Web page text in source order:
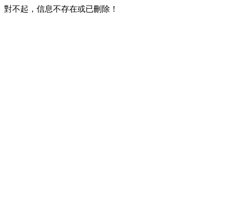
對不起，信息不存在或已刪除！